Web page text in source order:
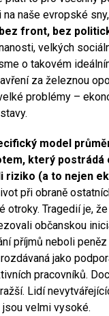
naše evropské
front, bez
velkých
o takovém
za železnou
problémy –
model
který
(a to nejen
při obraně
Tragedií je,
občanskou
příjmů neboli
jako
pracovníků.
Lidí
jsou velmi vysoké.